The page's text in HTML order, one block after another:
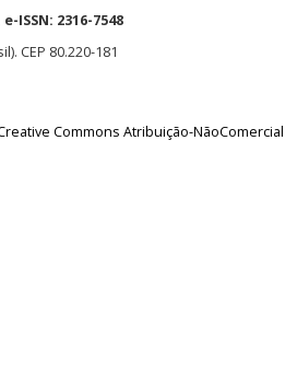
e-ISSN: 2316-7548
CEP 80.220-181
Commons Atribuição-